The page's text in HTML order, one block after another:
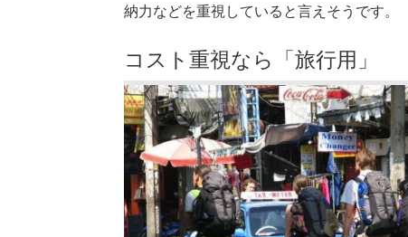
納力などを重視していると言えそうです。
コスト重視なら「旅行用」